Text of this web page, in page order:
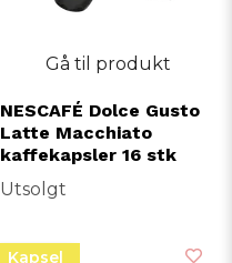
Gå til produkt
NESCAFÉ Dolce Gusto
Latte Macchiato
kaffekapsler 16 stk
Utsolgt
Kapsel